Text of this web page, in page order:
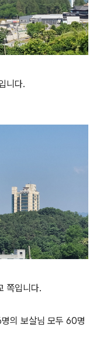
니다.
쪽입니다.
의 보살님 모두 60명